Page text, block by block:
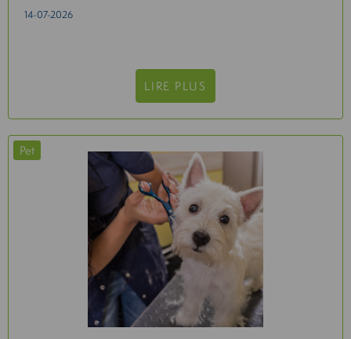
14-07-2026
LIRE PLUS
Pet